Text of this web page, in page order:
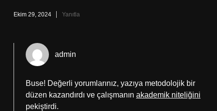
Ekim 29, 2024 Yanıtla
admin
Buse! Değerli yorumlarınız, yazıya metodolojik bir
düzen kazandırdı ve çalışmanın akademik niteliğini
pekiştirdi.